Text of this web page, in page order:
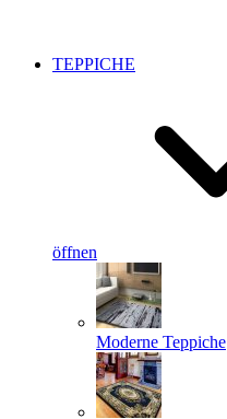
TEPPICHE
öffnen
Moderne Teppiche